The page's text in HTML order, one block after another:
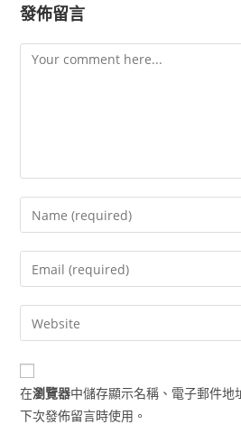
發佈留言
Comment
Enter
your
name
comment
Enter
your
email
address
comment
Enter
your
website
URL
(optional)
在瀏覽器中儲存顯示名稱、電子郵件
下次發佈留言時使用。